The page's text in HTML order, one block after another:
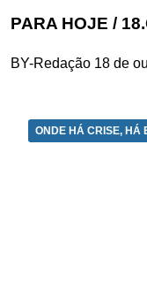
PARA HOJE /
BY-Redação 18 de
ONDE HÁ CRISE, HÁ